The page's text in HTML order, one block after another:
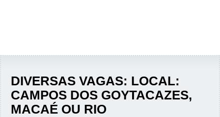
DIVERSAS VAGAS: LOCAL:
CAMPOS DOS GOYTACAZES,
MACAÉ OU RIO